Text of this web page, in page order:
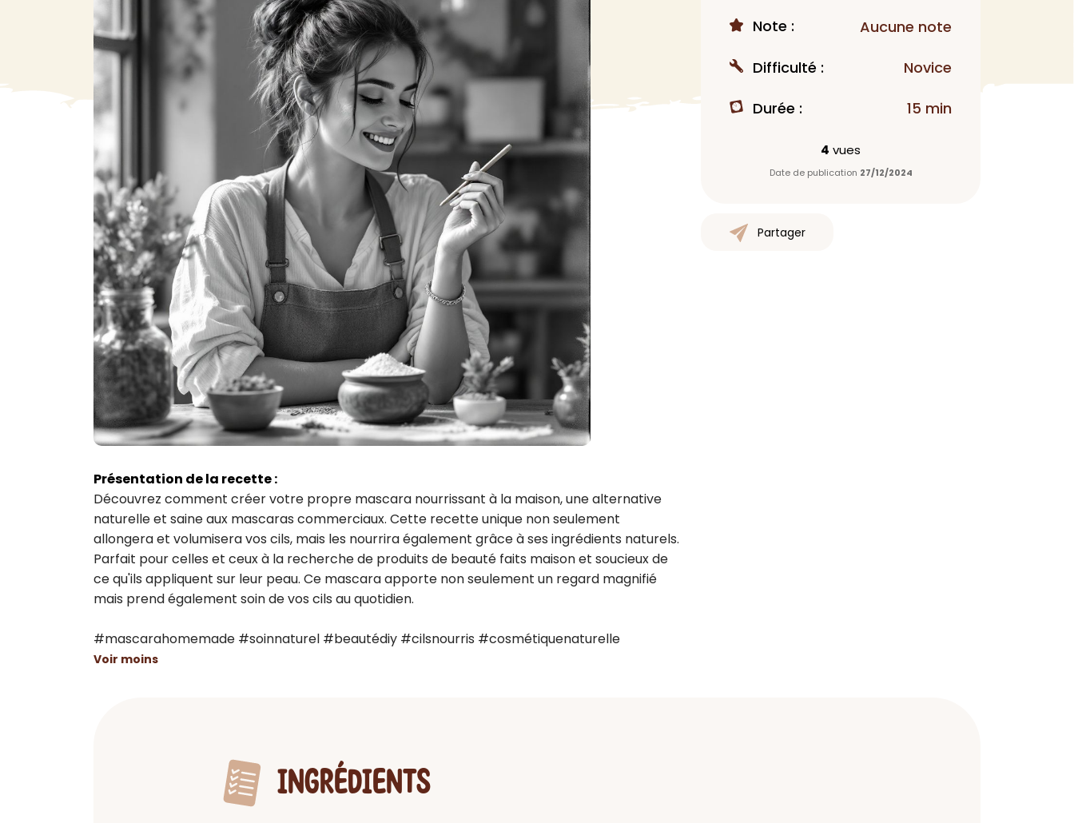
VAISELLE
Liquide Vaiselle
Entretien Lave Vaiselle
Autre
> Voir tout
Spécial Covid
Objet
Autre
BAIN ET DOUCHE
Gel douche
Savon
Huile de bain
Pain moussant
Bombe de bain
Autre
> Voir tout
Spray corporel
MAQUILLAGE
Rouge à lèvres
Démaquillant
Anti-cerne
Poudre visage
Primer
Autre
Présentation de la recette :
Découvrez comment créer votre propre mascara nourrissant à la maison, une alternative
naturelle et saine aux mascaras commerciaux. Cette recette unique non seulement
allongera et volumisera vos cils, mais les nourrira également grâce à ses ingrédients naturels.
Parfait pour celles et ceux à la recherche de produits de beauté faits maison et soucieux de
ce qu'ils appliquent sur leur peau. Ce mascara apporte non seulement un regard magnifié
mais prend également soin de vos cils au quotidien.
#mascarahomemade #soinnaturel #beautédiy #cilsnourris #cosmétiquenaturelle
Voir moins
Note : Aucune note
Difficulté : Novice
Durée : 15 min
4 vues
Date de publication 27/12/2024
Partager
INGRÉDIENTS